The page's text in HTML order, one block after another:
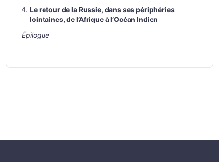
Le retour de la Russie, dans ses périphéries
lointaines, de l’Afrique à l’Océan Indien
Épilogue